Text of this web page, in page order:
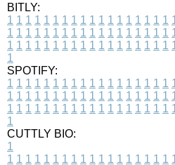
BITLY:
1 1 1 1 1 1 1 1 1 1 1 1 1 1 1 1 1 1
1 1 1 1 1 1 1 1 1 1 1 1 1 1 1 1 1 1
1 1 1 1 1 1 1 1 1 1 1 1 1 1 1 1 1 1
1
SPOTIFY:
1 1 1 1 1 1 1 1 1 1 1 1 1 1 1 1 1 1
1 1 1 1 1 1 1 1 1 1 1 1 1 1 1 1 1 1
1 1 1 1 1 1 1 1 1 1 1 1 1 1 1 1 1 1
1
CUTTLY BIO:
1
1 1 1 1 1 1 1 1 1 1 1 1 1 1 1 1 1 1